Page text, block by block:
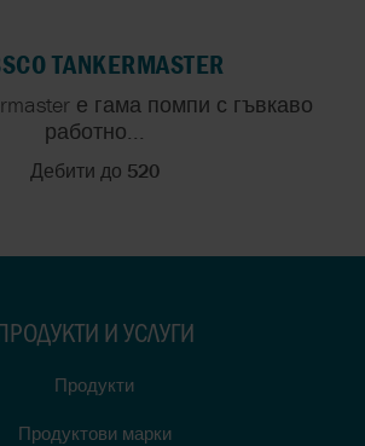
TANKERMASTER
е гама помпи с гъвкаво
работно...
Дебити до 520
И УСЛУГИ
Продукти
Продуктови марки